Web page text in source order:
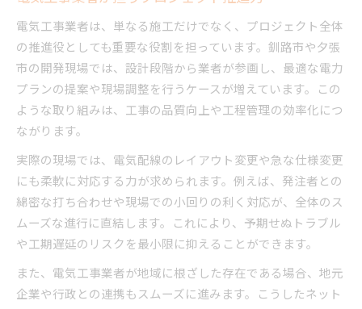
電気工事業者は、単なる施工だけでなく、プロジェクト全体
の推進役としても重要な役割を担っています。釧路市や夕張
市の開発現場では、設計段階から業者が参画し、最適な電力
プランの提案や現場調整を行うケースが増えています。この
ような取り組みは、工事の品質向上や工程管理の効率化につ
ながります。
実際の現場では、電気配線のレイアウト変更や急な仕様変更
にも柔軟に対応する力が求められます。例えば、発注者との
綿密な打ち合わせや現場での小回りの利く対応が、全体のス
ムーズな進行に直結します。これにより、予期せぬトラブル
や工期遅延のリスクを最小限に抑えることができます。
また、電気工事業者が地域に根ざした存在である場合、地元
企業や行政との連携もスムーズに進みます。こうしたネット